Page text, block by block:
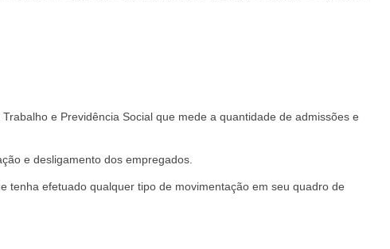
e Previdência Social que mede a quantidade de admissões e
e desligamento dos empregados.
tenha efetuado qualquer tipo de movimentação em seu quadro de